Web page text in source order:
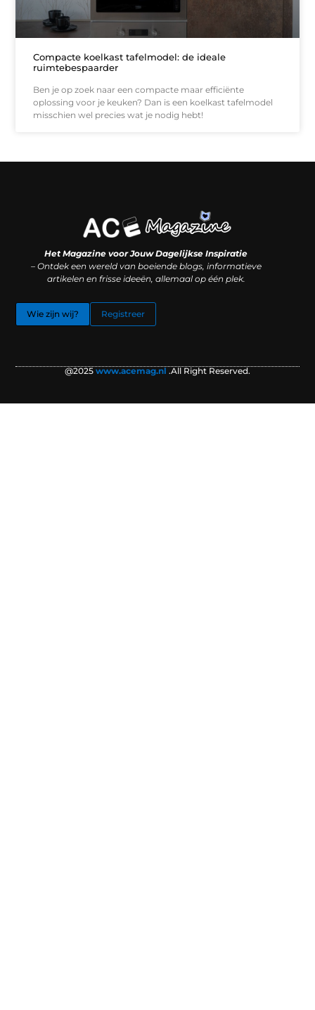
Compacte koelkast tafelmodel: de ideale
ruimtebespaarder
Ben je op zoek naar een compacte maar efficiënte
oplossing voor je keuken? Dan is een koelkast tafelmodel
misschien wel precies wat je nodig hebt!
Het Magazine voor Jouw Dagelijkse Inspiratie
– Ontdek een wereld van boeiende blogs, informatieve
artikelen en frisse ideeën, allemaal op één plek.
Wie zijn wij? Registreer
@2025www.acemag.nl .All Right Reserved.